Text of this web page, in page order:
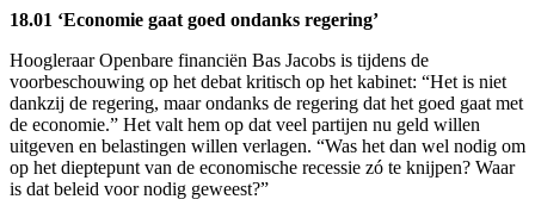
18.01 ‘Economie gaat goed ondanks regering’
Hoogleraar Openbare financiën Bas Jacobs is tijdens de
voorbeschouwing op het debat kritisch op het kabinet: “Het is niet
dankzij de regering, maar ondanks de regering dat het goed gaat met
de economie.” Het valt hem op dat veel partijen nu geld willen
uitgeven en belastingen willen verlagen. “Was het dan wel nodig om
op het dieptepunt van de economische recessie zó te knijpen? Waar
is dat beleid voor nodig geweest?”